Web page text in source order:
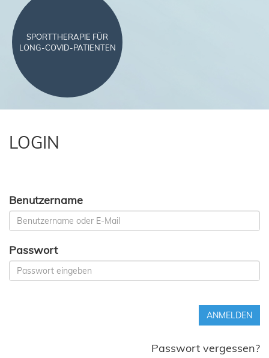
SPORTTHERAPIE FÜR
LONG-COVID-PATIENTEN
LOGIN
Benutzername
Passwort
ANMELDEN
Passwort vergessen?